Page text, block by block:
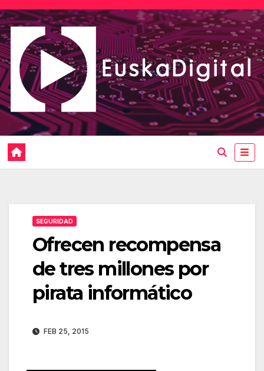
Saltar
al
contenido
SEGURIDAD
Ofrecen recompensa
de tres millones por
pirata informático
FEB 25, 2015